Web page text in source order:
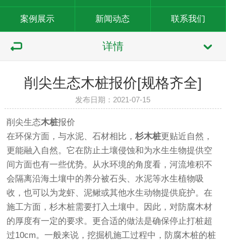
案例展示 新闻动态 联系我们
详情
削尖生态木桩报价[规格齐全]
发布日期：2021-07-15
削尖生态木桩报价
在环保方面，与水泥、石材相比，杉木桩更贴近自然，
更能融入自然。它在防止土壤侵蚀和为水生生物提供空
间方面也有一些优势。从水环境的角度看，河流堆积不
会隔离沿海土壤中的养分被石头、水泥等水生植物吸
收，也可以为龙虾、泥鳅或其他水生动物提供庇护。在
施工方面，杉木桩需要打入土壤中。因此，对防腐木材
的厚度有一定的要求。更合适的做法是确保停止打桩超
过10cm。一般来说，挖掘机施工过程中，防腐木桩的桩